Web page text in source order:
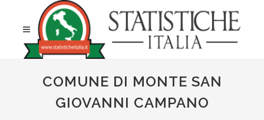
COMUNE DI MONTE SAN
GIOVANNI CAMPANO